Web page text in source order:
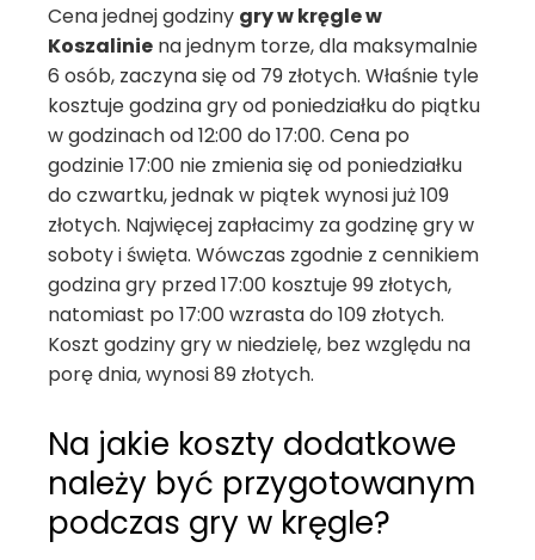
Cena jednej godziny gry w kręgle w
Koszalinie na jednym torze, dla maksymalnie
6 osób, zaczyna się od 79 złotych. Właśnie tyle
kosztuje godzina gry od poniedziałku do piątku
w godzinach od 12:00 do 17:00. Cena po
godzinie 17:00 nie zmienia się od poniedziałku
do czwartku, jednak w piątek wynosi już 109
złotych. Najwięcej zapłacimy za godzinę gry w
soboty i święta. Wówczas zgodnie z cennikiem
godzina gry przed 17:00 kosztuje 99 złotych,
natomiast po 17:00 wzrasta do 109 złotych.
Koszt godziny gry w niedzielę, bez względu na
porę dnia, wynosi 89 złotych.
Na jakie koszty dodatkowe
należy być przygotowanym
podczas gry w kręgle?